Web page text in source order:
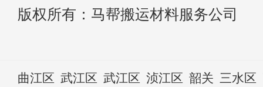
版权所有：马帮搬运材料服务公司
曲江区 武江区 武江区 浈江区 韶关 三水区